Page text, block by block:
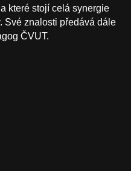
které stojí celá synergie
Své znalosti předává dále
ČVUT.